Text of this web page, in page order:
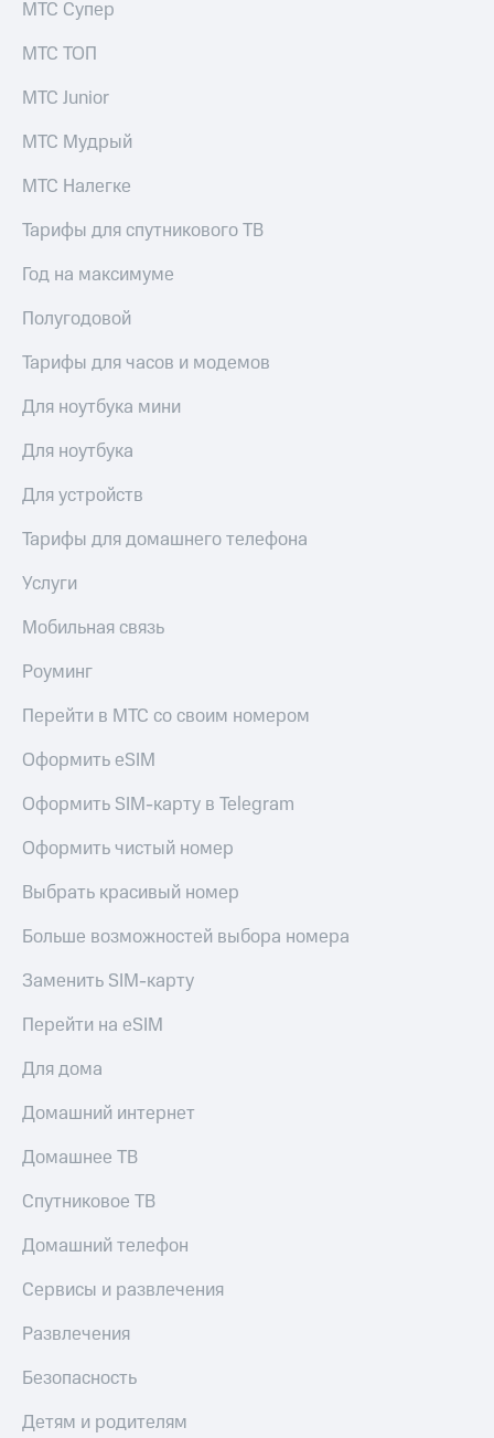
МТС Супер
МТС ТОП
МТС Junior
МТС Мудрый
МТС Налегке
Тарифы для спутникового ТВ
Год на максимуме
Полугодовой
Тарифы для часов и модемов
Для ноутбука мини
Для ноутбука
Для устройств
Тарифы для домашнего телефона
Услуги
Мобильная связь
Роуминг
Перейти в МТС со своим номером
Оформить eSIM
Оформить SIM-карту в Telegram
Оформить чистый номер
Выбрать красивый номер
Больше возможностей выбора номера
Заменить SIM-карту
Перейти на eSIM
Для дома
Домашний интернет
Домашнее ТВ
Спутниковое ТВ
Домашний телефон
Сервисы и развлечения
Развлечения
Безопасность
Детям и родителям